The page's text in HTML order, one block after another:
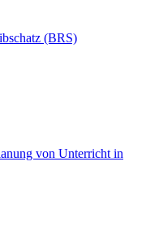
(BRS)
von Unterricht in